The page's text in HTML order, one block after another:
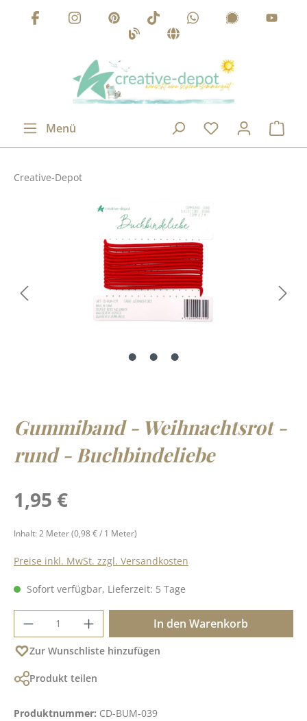
Zum Hauptinhalt springen
Menü
Creative-Depot
Gummiband - Weihnachtsrot -
rund - Buchbindeliebe
Regulärer Preis:
1,95 €
Inhalt: 2 Meter(0,98 € / 1 Meter)
Preise inkl. MwSt. zzgl. Versandkosten
Sofort verfügbar, Lieferzeit: 5 Tage
Produkt Anzahl: Gib den gewünschten
In den Warenkorb
Zur Wunschliste hinzufügen
Produkt teilen
Produktnummer: CD-BUM-039